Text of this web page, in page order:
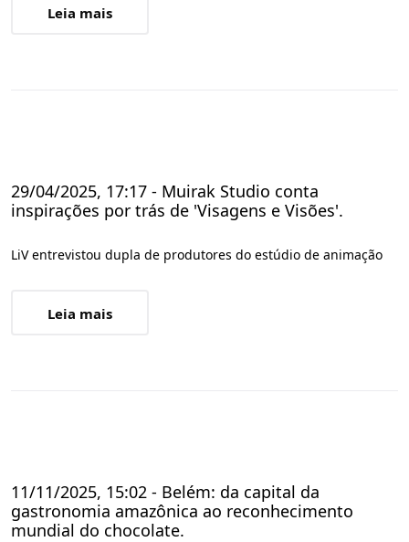
Leia mais
29/04/2025, 17:17 - Muirak Studio conta
inspirações por trás de 'Visagens e Visões'.
LiV entrevistou dupla de produtores do estúdio de animação
Leia mais
11/11/2025, 15:02 - Belém: da capital da
gastronomia amazônica ao reconhecimento
mundial do chocolate.